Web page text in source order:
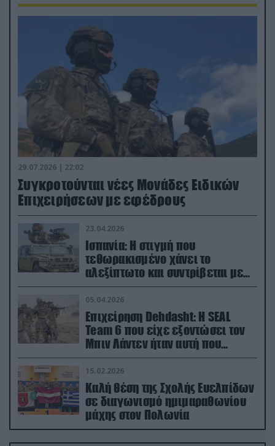
29.07.2026 | 22:02
Συγκροτούνται νέες Μονάδες Ειδικών
Επιχειρήσεων με εφέδρους
23.04.2026
Ισπανία: Η στιγμή που
τεθωρακισμένο χάνει το
αλεξίπτωτο και συντρίβεται με
ορμή στο έδαφος (βίντεο)
05.04.2026
Επιχείρηση Dehdasht: Η SEAL
Team 6 που είχε εξοντώσει τον
Μπιν Λάντεν ήταν αυτή που
διέσωσε τον πιλότο του F-15
15.02.2026
Καλή θέση της Σχολής Ευελπίδων
σε διαγωνισμό ημιμαραθωνίου
μάχης στον Πολωνία